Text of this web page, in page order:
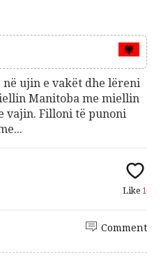
ujin e vakët dhe lëreni
Manitoba me miellin
vajin. Filloni të punoni
Like 1
Comment